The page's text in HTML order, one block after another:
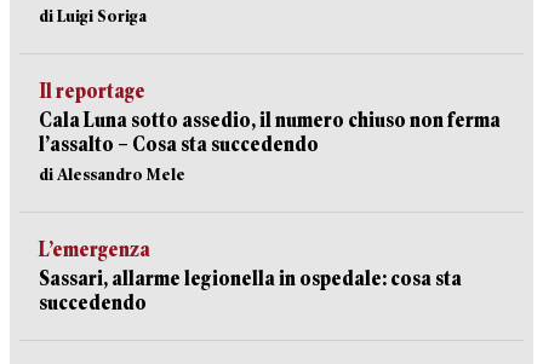
di Luigi Soriga
Il reportage
Cala Luna sotto assedio, il numero chiuso non ferma
l’assalto – Cosa sta succedendo
di Alessandro Mele
L’emergenza
Sassari, allarme legionella in ospedale: cosa sta
succedendo